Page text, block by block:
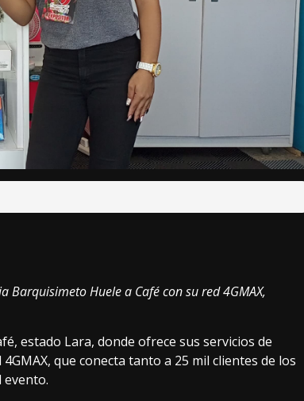
Huele a Café con su red 4GMAX,
estado Lara, donde ofrece sus servicios de
que conecta tanto a 25 mil clientes de los
evento.